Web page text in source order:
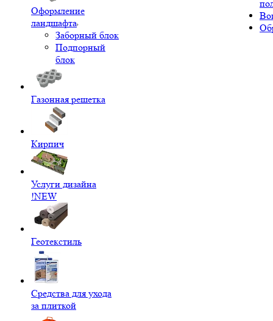
Оформление
ландшафта
Заборный блок
Подпорный
блок
Газонная решетка
Кирпич
Услуги дизайна
!NEW
Геотекстиль
Средства для ухода
за плиткой